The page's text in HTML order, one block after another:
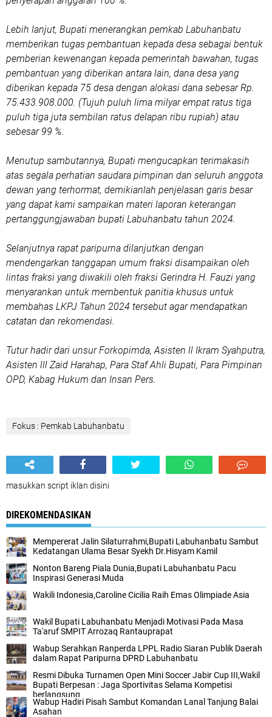
Lebih lanjut, Bupati menerangkan pemkab Labuhanbatu
memberikan tugas pembantuan kepada desa sebagai bentuk
pemberian kewenangan kepada pemerintah bawahan, tugas
pembantuan yang diberikan antara lain, dana desa yang
diberikan kepada 75 desa dengan alokasi dana sebesar Rp.
75.433.908.000. (Tujuh puluh lima milyar empat ratus tiga
puluh tiga juta sembilan ratus delapan ribu rupiah) atau
sebesar 99 %.
Menutup sambutannya, Bupati mengucapkan terimakasih
atas segala perhatian saudara pimpinan dan seluruh anggota
dewan yang terhormat, demikianlah penjelasan garis besar
yang dapat kami sampaikan materi laporan keterangan
pertanggungjawaban bupati Labuhanbatu tahun 2024.
Selanjutnya rapat paripurna dilanjutkan dengan
mendengarkan tanggapan umum fraksi disampaikan oleh
lintas fraksi yang diwakili oleh fraksi Gerindra H. Fauzi yang
menyarankan untuk membentuk panitia khusus untuk
membahas LKPJ Tahun 2024 tersebut agar mendapatkan
catatan dan rekomendasi.
Tutur hadir dari unsur Forkopimda, Asisten ll Ikram Syahputra,
Asisten lll Zaid Harahap, Para Staf Ahli Bupati, Para Pimpinan
OPD, Kabag Hukum dan Insan Pers.
Fokus : Pemkab Labuhanbatu
masukkan script iklan disini
DIREKOMENDASIKAN
Mempererat Jalin Silaturrahmi,Bupati Labuhanbatu Sambut
Kedatangan Ulama Besar Syekh Dr.Hisyam Kamil
Nonton Bareng Piala Dunia,Bupati Labuhanbatu Pacu
Inspirasi Generasi Muda
Wakili Indonesia,Caroline Cicilia Raih Emas Olimpiade Asia
Wakil Bupati Labuhanbatu Menjadi Motivasi Pada Masa
Ta'aruf SMPIT Arrozaq Rantauprapat
Wabup Serahkan Ranperda LPPL Radio Siaran Publik Daerah
dalam Rapat Paripurna DPRD Labuhanbatu
Resmi Dibuka Turnamen Open Mini Soccer Jabir Cup III,Wakil
Bupati Berpesan : Jaga Sportivitas Selama Kompetisi
berlangsung
Wabup Hadiri Pisah Sambut Komandan Lanal Tanjung Balai
Asahan